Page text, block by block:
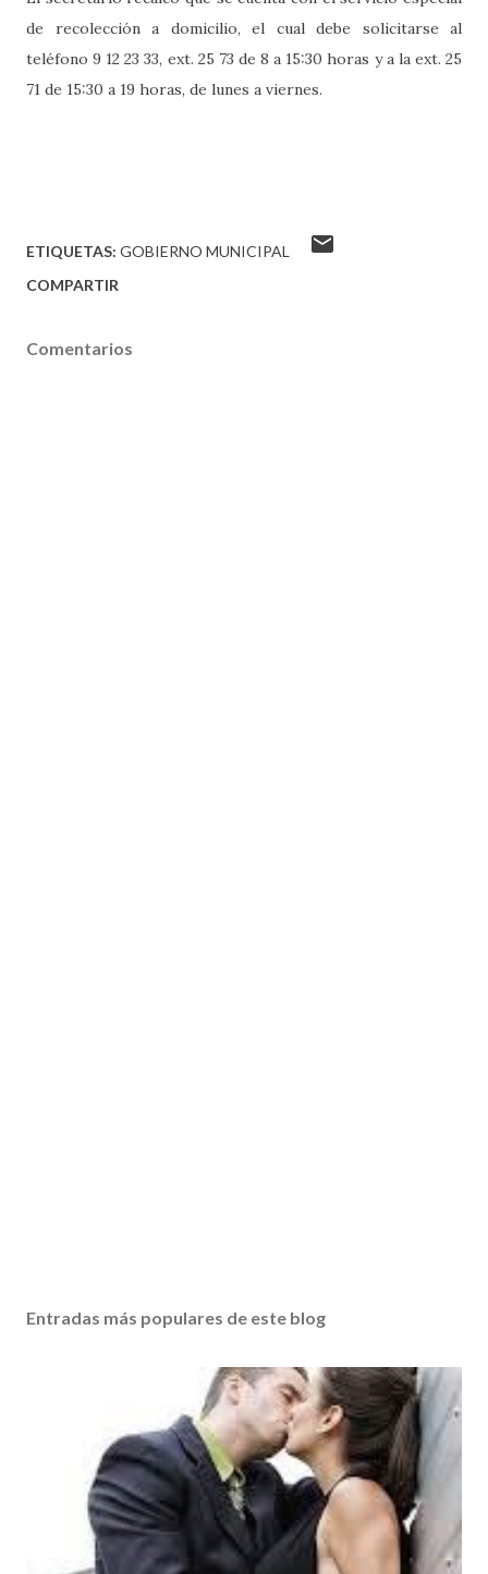
de recolección a domicilio, el cual debe solicitarse al
teléfono 9 12 23 33, ext. 25 73 de 8 a 15:30 horas y a la ext. 25
71 de 15:30 a 19 horas, de lunes a viernes.
ETIQUETAS: GOBIERNO MUNICIPAL
COMPARTIR
Comentarios
Entradas más populares de este blog